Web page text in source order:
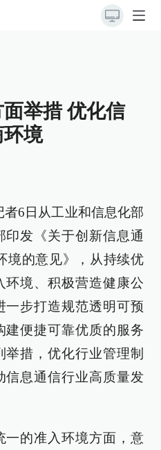
举措 优化信
境
6日从工业和信息化部
发《关于创新信息通
境的意见》，从持续优
环境、积极营造健康公
一步打造规范透明可预
建便捷可靠优质的服务
措，优化行业管理制
信息通信行业高质量发
一的准入环境方面，意